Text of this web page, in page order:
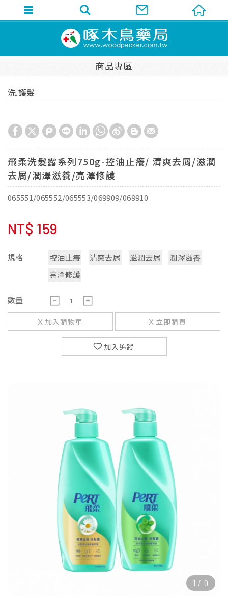
商品專區
洗.護髮
飛柔洗髮露系列750g-控油止癢/ 清爽去屑/滋潤
去屑/潤澤滋養/亮澤修護
065551/065552/065553/069909/069910
NT$ 159
規格 控油止癢 清爽去屑 滋潤去屑
潤澤滋養
亮澤修護
數量
加入購物車 立即購買
加入追蹤
1 / 0